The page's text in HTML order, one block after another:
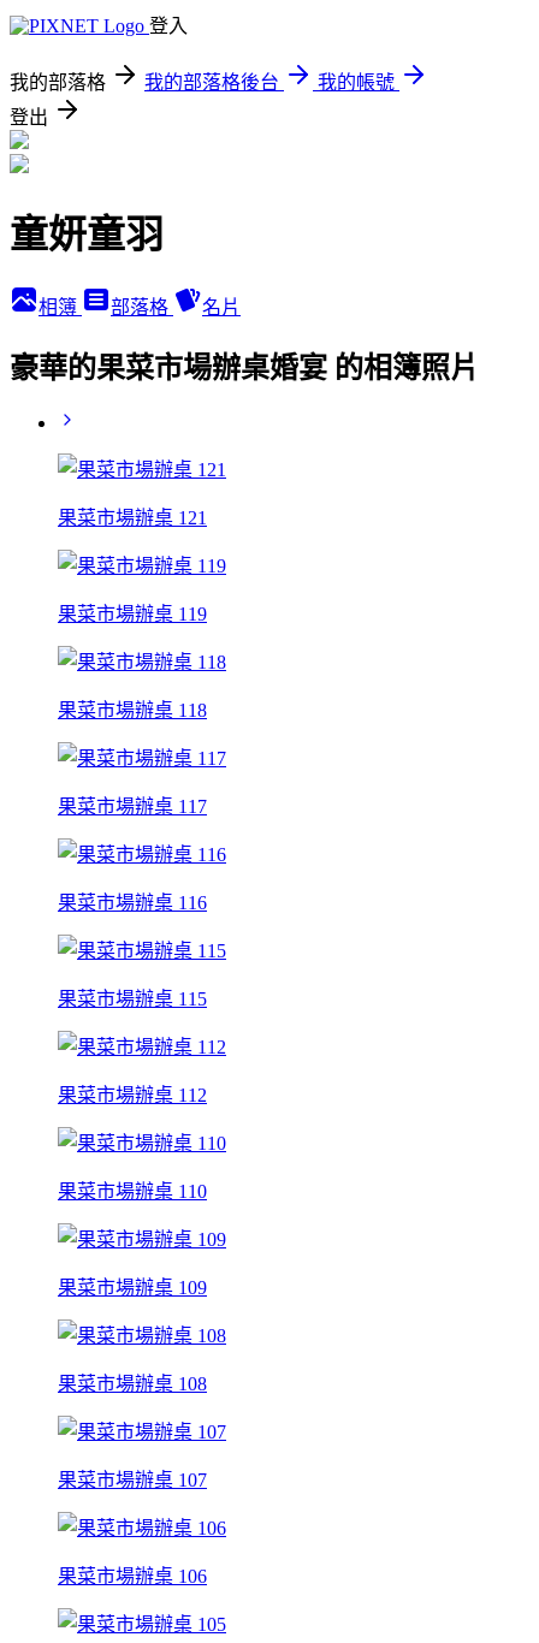
登入
我的部落格 我的部落格後台
我的帳號
登出
童妍童羽
相簿 部落格 名片
豪華的果菜市場辦桌婚宴 的相簿照片
果菜市場辦桌 121
果菜市場辦桌 119
果菜市場辦桌 118
果菜市場辦桌 117
果菜市場辦桌 116
果菜市場辦桌 115
果菜市場辦桌 112
果菜市場辦桌 110
果菜市場辦桌 109
果菜市場辦桌 108
果菜市場辦桌 107
果菜市場辦桌 106